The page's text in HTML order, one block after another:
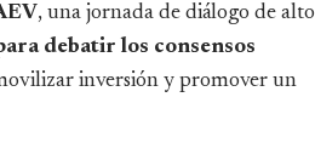
, una jornada de diálogo de alto
debatir los consensos
inversión y promover un